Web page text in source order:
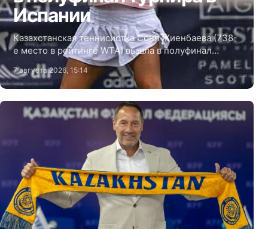
Испании
Казахстанская теннисистка Соня Жиенбаева (738-
е место в рейтинге WTA) вышла в полуфинал
турнира ITF в Оренсе (Испания).
7 августа 2026, 15:14